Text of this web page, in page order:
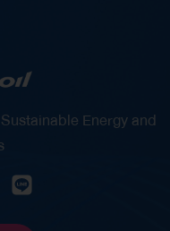
Energy and